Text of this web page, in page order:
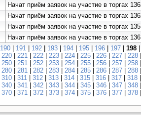
Начат приём заявок на участие в торгах
Начат приём заявок на участие в торгах
Начат приём заявок на участие в торгах
Начат приём заявок на участие в торгах
190 | 191 | 192 | 193 | 194 | 195 | 196 | 197 | 198 |
220 | 221 | 222 | 223 | 224 | 225 | 226 | 227 | 228 |
250 | 251 | 252 | 253 | 254 | 255 | 256 | 257 | 258 |
280 | 281 | 282 | 283 | 284 | 285 | 286 | 287 | 288 |
310 | 311 | 312 | 313 | 314 | 315 | 316 | 317 | 318 |
340 | 341 | 342 | 343 | 344 | 345 | 346 | 347 | 348 |
370 | 371 | 372 | 373 | 374 | 375 | 376 | 377 | 378 |